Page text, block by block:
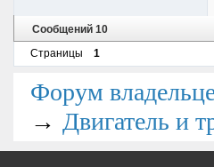
Сообщений 10
Страницы
1
Форум
→ Двигатель и